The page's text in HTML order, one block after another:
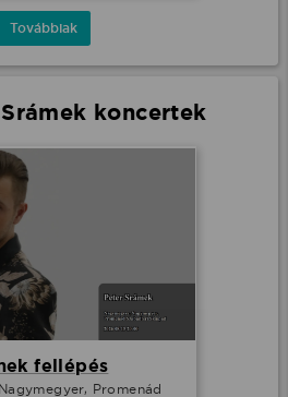
Továbbiak
koncertek
fellépés
Promenád